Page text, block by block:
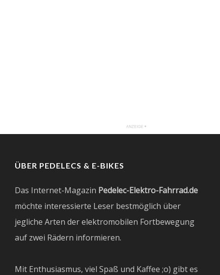
ÜBER PEDELECS & E-BIKES
Das Internet-Magazin Pedelec-Elektro-Fahrrad.de
möchte interessierte Leser bestmöglich über
jegliche Arten der elektromobilen Fortbewegung
auf zwei Rädern informieren.
Mit Enthusiasmus, viel Spaß und Kaffee ;o) gibt es